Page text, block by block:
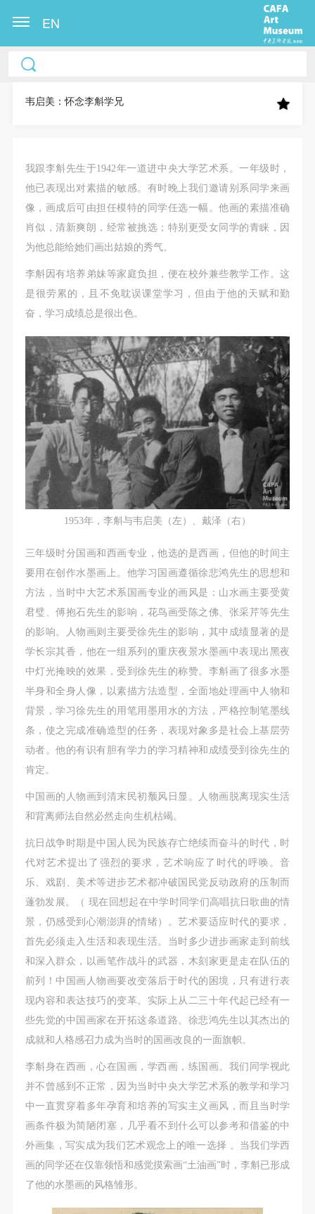
EN
韦启美：怀念李斛学兄
我跟李斛先生于1942年一道进中央大学艺术系。一年级时，
他已表现出对素描的敏感。有时晚上我们邀请别系同学来画
像，画成后可由担任模特的同学任选一幅。他画的素描准确
肖似，清新爽朗，经常被挑选；特别更受女同学的青睐，因
为他总能给她们画出姑娘的秀气。
李斛因有培养弟妹等家庭负担，便在校外兼些教学工作。这
是很劳累的，且不免耽误课堂学习，但由于他的天赋和勤
奋，学习成绩总是很出色。
1953年，李斛与韦启美（左）、戴泽（右）
三年级时分国画和西画专业，他选的是西画，但他的时间主
要用在创作水墨画上。他学习国画遵循徐悲鸿先生的思想和
方法，当时中大艺术系国画专业的画风是：山水画主要受黄
君璧、傅抱石先生的影响，花鸟画受陈之佛、张采芹等先生
的影响。人物画则主要受徐先生的影响，其中成绩显著的是
学长宗其香，他在一组系列的重庆夜景水墨画中表现出黑夜
中灯光掩映的效果，受到徐先生的称赞。李斛画了很多水墨
半身和全身人像，以素描方法造型，全面地处理画中人物和
背景，学习徐先生的用笔用墨用水的方法，严格控制笔墨线
条，使之完成准确造型的任务，表现对象多是社会上基层劳
动者。他的有识有胆有学力的学习精神和成绩受到徐先生的
肯定。
中国画的人物画到清末民初颓风日显。人物画脱离现实生活
和背离师法自然必然走向生机枯竭。
抗日战争时期是中国人民为民族存亡绝续而奋斗的时代，时
代对艺术提出了强烈的要求，艺术响应了时代的呼唤。音
乐、戏剧、美术等进步艺术都冲破国民党反动政府的压制而
蓬勃发展。（ 现在回想起在中学时同学们高唱抗日歌曲的情
景，仍感受到心潮澎湃的情绪）。艺术要适应时代的要求，
首先必须走入生活和表现生活。当时多少进步画家走到前线
和深入群众，以画笔作战斗的武器，木刻家更是走在队伍的
前列！中国画人物画要改变落后于时代的困境，只有进行表
现内容和表达技巧的变革。实际上从二三十年代起已经有一
些先觉的中国画家在开拓这条道路。徐悲鸿先生以其杰出的
成就和人格感召力成为当时的国画改良的一面旗帜。
李斛身在西画，心在国画，学西画，练国画。我们同学视此
并不曾感到不正常，因为当时中央大学艺术系的教学和学习
中一直贯穿着多年孕育和培养的写实主义画风，而且当时学
画条件极为简陋闭塞，几乎看不到什么可以参考和借鉴的中
外画集，写实成为我们艺术观念上的唯一选择 。当我们学西
画的同学还在仅靠领悟和感觉摸索画“土油画”时，李斛已形成
了他的水墨画的风格雏形。
中央美术学院美术馆出版授权协议书
称“CAFAM”），愿意将本人参与中央美术学院美术馆
果（如参与工作坊创作的作品）提交中央美术学院用
作发表、出版。中央美术学院可以以电子、网络及其
它数字媒体形式公开出版，并同意编入《中国知识资
源总库》《中央美术学院资料库》《中央美术学院美
术馆资料库》等相关资料、文献、档案机构和平台，
关“章程”规定享受相关权益。
中央美术学院美术馆活动安全免责协议书
第一条
本次活动公平公正、自愿参加与退出、风险与责任自
负的原则。但活动有风险，参加者应有必要的风险意
识。
第二条
参加本次活动者必须遵守中华人民共和国的相关法
律、法规，必须遵循道德和社会公德规范，并应该具
备以人为本、团结友爱、互相帮助和助人为乐的良好
品质。
第三条
参加本次活动人员应该是成年人（具有完全民事行为
同下参观。
第四条
参加活动者在此次活动期间的人身安全责任自负。鼓
励参加者自行购买人身安全保险。活动中一旦出现事
故，活动中任何非事故当事人及美术馆将不承担人身
事故的任何责任，但有互相援助的义务。参加活动的
成员应当积极主动的组织实施救援工作，但对事故本
身不承担任何法律责任和经济责任。参加本次活动者
的人身安全不负有民事及相关连带责任。
第五条
参加活动者在此次活动期间应主动遵守美术馆活动秩
序、维护美术馆场地及展示、展览、馆藏艺术作品及
衍生品的安全。活动中一旦因个人原因造成美术馆场
地、空间、艺术品、衍生品等受到不同程度的损失、
应的责任与损失，应由参与活动者根据相应的法律条
文、组织规定进行协商和赔偿。并追究相应的法律责
任和经济责任。
第六条
参与活动者在参与活动时应当在美术馆工作人员及活
动导师、教师指导下进行，并正确的使用活动中所涉
及到的绘画工具、创作材料及配套设备、设施，若参
与者因个人原因在使用相应绘画工具、创作材料及配
套设备、设施造成个人受伤、伤害他人及造成相应工
具、材料、设备或设施的故障或损坏。参与活动者应
当承当相应的全部责任，并主动赔偿相应的经济损
失。活动中任何非事故当事人及美术馆将不承担人身
事故的任何责任。
中央美术学院美术馆肖像权许可使用协议
根据《中华人民共和国广告法》、《中华人民共和国
民法通则》以及 最高人民法院关于贯彻执行 《中华
人民共和国民法通则》若干问题的意见（试行）>的
有关规定，为明确肖像许可方（甲方）和使用方（乙
方）的权利义务关系，经双方友好协商，甲乙双方就
中央美术学院美术馆出版授权协议书
称“CAFAM”），愿意将本人参与中央美术学院美术馆
果（如参与工作坊创作的作品）提交中央美术学院用
作发表、出版。中央美术学院可以以电子、网络及其
它数字媒体形式公开出版，并同意编入《中国知识资
源总库》《中央美术学院资料库》《中央美术学院美
术馆资料库》等相关资料、文献、档案机构和平台，
关“章程”规定享受相关权益。
中央美术学院美术馆活动安全免责协议书
第一条
本次活动公平公正、自愿参加与退出、风险与责任自
负的原则。但活动有风险，参加者应有必要的风险意
识。
第二条
参加本次活动者必须遵守中华人民共和国的相关法
律、法规，必须遵循道德和社会公德规范，并应该具
备以人为本、团结友爱、互相帮助和助人为乐的良好
品质。
第三条
参加本次活动人员应该是成年人（具有完全民事行为
同下参观。
第四条
参加活动者在此次活动期间的人身安全责任自负。鼓
励参加者自行购买人身安全保险。活动中一旦出现事
故，活动中任何非事故当事人及美术馆将不承担人身
事故的任何责任，但有互相援助的义务。参加活动的
成员应当积极主动的组织实施救援工作，但对事故本
身不承担任何法律责任和经济责任。参加本次活动者
的人身安全不负有民事及相关连带责任。
第五条
参加活动者在此次活动期间应主动遵守美术馆活动秩
序、维护美术馆场地及展示、展览、馆藏艺术作品及
衍生品的安全。活动中一旦因个人原因造成美术馆场
地、空间、艺术品、衍生品等受到不同程度的损失、
应的责任与损失，应由参与活动者根据相应的法律条
文、组织规定进行协商和赔偿。并追究相应的法律责
任和经济责任。
第六条
参与活动者在参与活动时应当在美术馆工作人员及活
动导师、教师指导下进行，并正确的使用活动中所涉
及到的绘画工具、创作材料及配套设备、设施，若参
与者因个人原因在使用相应绘画工具、创作材料及配
套设备、设施造成个人受伤、伤害他人及造成相应工
具、材料、设备或设施的故障或损坏。参与活动者应
当承当相应的全部责任，并主动赔偿相应的经济损
失。活动中任何非事故当事人及美术馆将不承担人身
事故的任何责任。
中央美术学院美术馆肖像权许可使用协议
根据《中华人民共和国广告法》、《中华人民共和国
民法通则》以及 最高人民法院关于贯彻执行 《中华
人民共和国民法通则》若干问题的意见（试行）>的
有关规定，为明确肖像许可方（甲方）和使用方（乙
方）的权利义务关系，经双方友好协商，甲乙双方就
中央美术学院美术馆出版授权协议书
称“CAFAM”），愿意将本人参与中央美术学院美术馆
果（如参与工作坊创作的作品）提交中央美术学院用
作发表、出版。中央美术学院可以以电子、网络及其
它数字媒体形式公开出版，并同意编入《中国知识资
源总库》《中央美术学院资料库》《中央美术学院美
术馆资料库》等相关资料、文献、档案机构和平台，
关“章程”规定享受相关权益。
中央美术学院美术馆活动安全免责协议书
第一条
本次活动公平公正、自愿参加与退出、风险与责任自
负的原则。但活动有风险，参加者应有必要的风险意
识。
第二条
参加本次活动者必须遵守中华人民共和国的相关法
律、法规，必须遵循道德和社会公德规范，并应该具
备以人为本、团结友爱、互相帮助和助人为乐的良好
品质。
第三条
参加本次活动人员应该是成年人（具有完全民事行为
同下参观。
第四条
参加活动者在此次活动期间的人身安全责任自负。鼓
励参加者自行购买人身安全保险。活动中一旦出现事
故，活动中任何非事故当事人及美术馆将不承担人身
事故的任何责任，但有互相援助的义务。参加活动的
成员应当积极主动的组织实施救援工作，但对事故本
身不承担任何法律责任和经济责任。参加本次活动者
的人身安全不负有民事及相关连带责任。
第五条
参加活动者在此次活动期间应主动遵守美术馆活动秩
序、维护美术馆场地及展示、展览、馆藏艺术作品及
衍生品的安全。活动中一旦因个人原因造成美术馆场
地、空间、艺术品、衍生品等受到不同程度的损失、
应的责任与损失，应由参与活动者根据相应的法律条
文、组织规定进行协商和赔偿。并追究相应的法律责
任和经济责任。
第六条
参与活动者在参与活动时应当在美术馆工作人员及活
动导师、教师指导下进行，并正确的使用活动中所涉
及到的绘画工具、创作材料及配套设备、设施，若参
与者因个人原因在使用相应绘画工具、创作材料及配
套设备、设施造成个人受伤、伤害他人及造成相应工
具、材料、设备或设施的故障或损坏。参与活动者应
当承当相应的全部责任，并主动赔偿相应的经济损
失。活动中任何非事故当事人及美术馆将不承担人身
事故的任何责任。
中央美术学院美术馆肖像权许可使用协议
根据《中华人民共和国广告法》、《中华人民共和国
民法通则》以及 最高人民法院关于贯彻执行 《中华
人民共和国民法通则》若干问题的意见（试行）>的
有关规定，为明确肖像许可方（甲方）和使用方（乙
方）的权利义务关系，经双方友好协商，甲乙双方就
快捷登录 帐号密码登录
手机号码
发送验证码
手机号码将作为您的登录账号
登录
可使用雅昌艺术网会员账户登录